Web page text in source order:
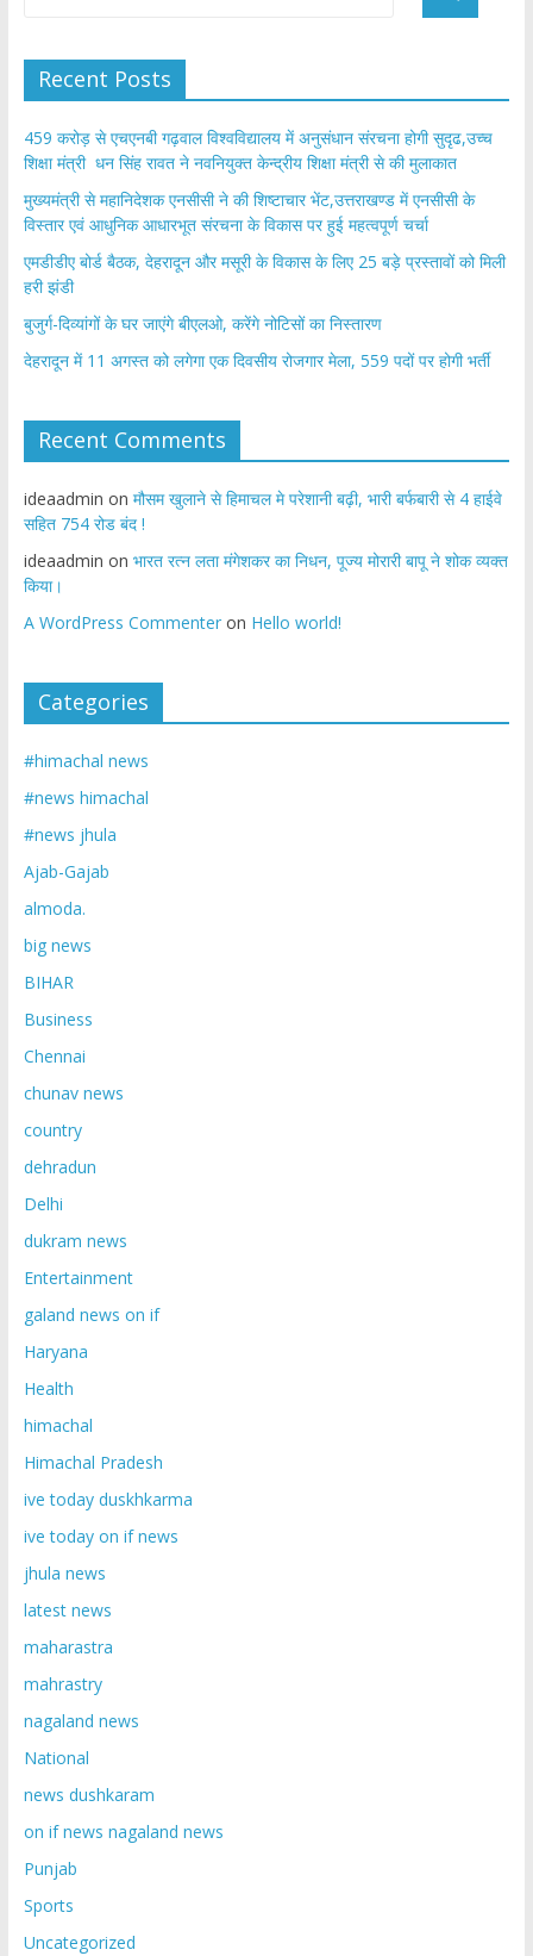
Recent Posts
459 करोड़ से एचएनबी गढ़वाल विश्वविद्यालय में अनुसंधान संरचना होगी सुदृढ,उच्च
शिक्षा मंत्री धन सिंह रावत ने नवनियुक्त केन्द्रीय शिक्षा मंत्री से की मुलाकात
मुख्यमंत्री से महानिदेशक एनसीसी ने की शिष्टाचार भेंट,उत्तराखण्ड में एनसीसी के
विस्तार एवं आधुनिक आधारभूत संरचना के विकास पर हुई महत्वपूर्ण चर्चा
एमडीडीए बोर्ड बैठक, देहरादून और मसूरी के विकास के लिए 25 बड़े प्रस्तावों को मिली
हरी झंडी
बुजुर्ग-दिव्यांगों के घर जाएंगे बीएलओ, करेंगे नोटिसों का निस्तारण
​देहरादून में 11 अगस्त को लगेगा एक दिवसीय रोजगार मेला, 559 पदों पर होगी भर्ती
Recent Comments
ideaadmin on मौसम खुलाने से हिमाचल मे परेशानी बढ़ी, भारी बर्फबारी से 4 हाईवे
सहित 754 रोड बंद !
ideaadmin on भारत रत्न लता मंगेशकर का निधन, पूज्य मोरारी बापू ने शोक व्यक्त
किया।
A WordPress Commenteron Hello world!
Categories
#himachal news
#news himachal
#news jhula
Ajab-Gajab
almoda.
big news
BIHAR
Business
Chennai
chunav news
country
dehradun
Delhi
dukram news
Entertainment
galand news on if
Haryana
Health
himachal
Himachal Pradesh
ive today duskhkarma
ive today on if news
jhula news
latest news
maharastra
mahrastry
nagaland news
National
news dushkaram
on if news nagaland news
Punjab
Sports
Uncategorized